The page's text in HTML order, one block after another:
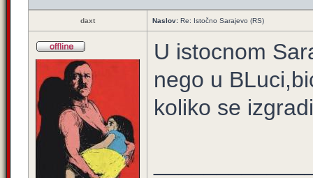
daxt Naslov: Re: Istočno Sarajevo (RS)
U istocnom
nego u
koliko se